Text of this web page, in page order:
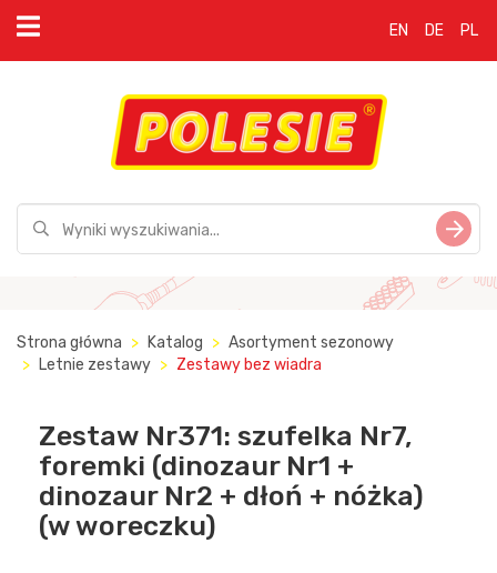
EN DE PL
Strona główna Katalog
Asortyment sezonowy
Letnie zestawy
Zestawy bez wiadra
Zestaw Nr371: szufelka Nr7,
foremki (dinozaur Nr1 +
dinozaur Nr2 + dłoń + nóżka)
(w woreczku)